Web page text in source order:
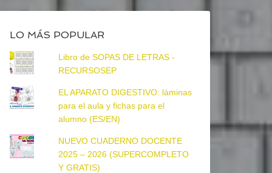
LO MÁS POPULAR
Libro de SOPAS DE LETRAS -
RECURSOSEP
EL APARATO DIGESTIVO: láminas
para el aula y fichas para el
alumno (ES/EN)
NUEVO CUADERNO DOCENTE
2025 – 2026 (SUPERCOMPLETO
Y GRATIS)